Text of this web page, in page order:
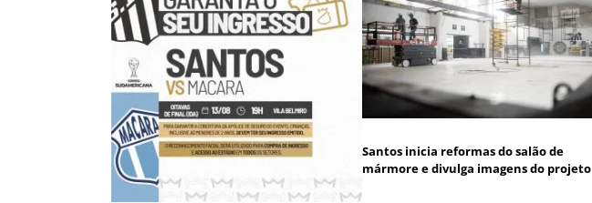
Santos inicia reformas do salão de
mármore e divulga imagens do projeto